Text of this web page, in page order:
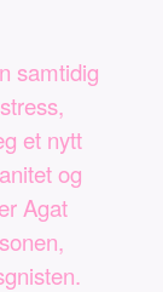
samtidig
et nytt
og
Agat